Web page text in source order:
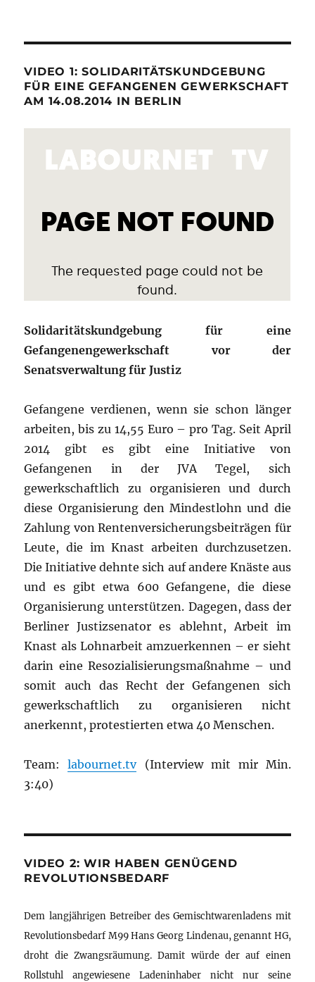
VIDEO 1: SOLIDARITÄTSKUNDGEBUNG
FÜR EINE GEFANGENEN GEWERKSCHAFT
AM 14.08.2014 IN BERLIN
Solidaritätskundgebung für eine
Gefangenengewerkschaft vor der
Senatsverwaltung für Justiz
Gefangene verdienen, wenn sie schon länger
arbeiten, bis zu 14,55 Euro – pro Tag. Seit April
2014 gibt es gibt eine Initiative von
Gefangenen in der JVA Tegel, sich
gewerkschaftlich zu organisieren und durch
diese Organisierung den Mindestlohn und die
Zahlung von Rentenversicherungsbeiträgen für
Leute, die im Knast arbeiten durchzusetzen.
Die Initiative dehnte sich auf andere Knäste aus
und es gibt etwa 600 Gefangene, die diese
Organisierung unterstützen. Dagegen, dass der
Berliner Justizsenator es ablehnt, Arbeit im
Knast als Lohnarbeit amzuerkennen – er sieht
darin eine Resozialisierungsmaßnahme – und
somit auch das Recht der Gefangenen sich
gewerkschaftlich zu organisieren nicht
anerkennt, protestierten etwa 40 Menschen.
Team:labournet.tv(Interview mit mir Min.
3:40)
VIDEO 2: WIR HABEN GENÜGEND
REVOLUTIONSBEDARF
Dem langjährigen Betreiber des Gemischtwarenladens mit
Revolutionsbedarf M99 Hans Georg Lindenau, genannt HG,
droht die Zwangsräumung. Damit würde der auf einen
Rollstuhl angewiesene Ladeninhaber nicht nur seine